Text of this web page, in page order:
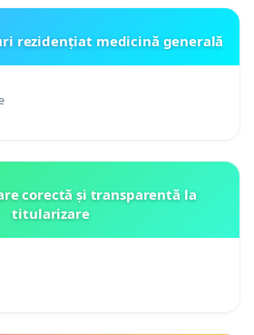
rezidențiat medicină generală
corectă și transparentă la
titularizare